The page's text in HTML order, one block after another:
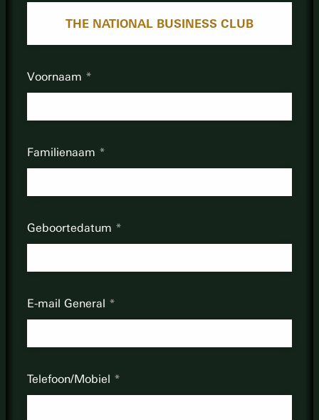
THE NATIONAL BUSINESS CLUB
Voornaam
Familienaam
Geboortedatum
E-mail General
Telefoon/Mobiel